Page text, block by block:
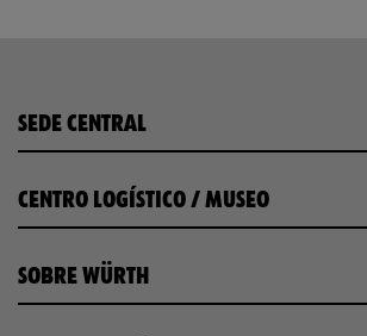
SEDE CENTRAL
CENTRO LOGÍSTICO / MUSEO
SOBRE WÜRTH